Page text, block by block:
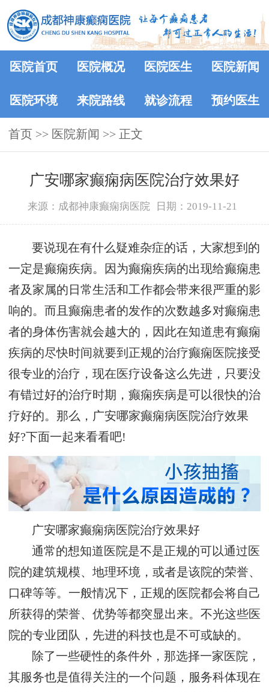
医院首页 医院概况 医院医生 医院新闻
医院环境 来院路线 就诊流程 预约医生
首页 >> 医院新闻 >> 正文
广安哪家癫痫病医院治疗效果好
来源：成都神康癫痫病医院 日期：2019-11-21
要说现在有什么疑难杂症的话，大家想到的
一定是癫痫疾病。因为癫痫疾病的出现给癫痫患
者及家属的日常生活和工作都会带来很严重的影
响的。而且癫痫患者的发作的次数越多对癫痫患
者的身体伤害就会越大的，因此在知道患有癫痫
疾病的尽快时间就要到正规的治疗癫痫医院接受
很专业的治疗，现在医疗设备这么先进，只要没
有错过好的治疗时期，癫痫疾病是可以很快的治
疗好的。那么，广安哪家癫痫病医院治疗效果
好?下面一起来看看吧!
广安哪家癫痫病医院治疗效果好
通常的想知道医院是不是正规的可以通过医
院的建筑规模、地理环境，或者是该院的荣誉、
口碑等等。一般情况下，正规的医院都会将自己
所获得的荣誉、优势等都突显出来。不光这些医
院的专业团队，先进的科技也是不可或缺的。
除了一些硬性的条件外，那选择一家医院，
其服务也是值得关注的一个问题，服务科体现在